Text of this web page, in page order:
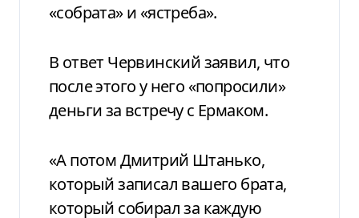
«собрата» и «ястреба».
В ответ Червинский заявил, что
после этого у него «попросили»
деньги за встречу с Ермаком.
«А потом Дмитрий Штанько,
который записал вашего брата,
который собирал за каждую